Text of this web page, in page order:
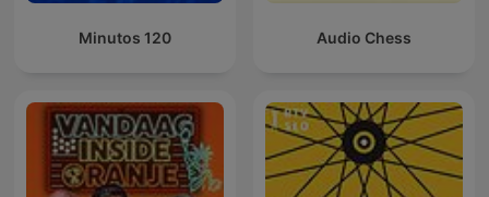
Audio Chess
120 Minutos